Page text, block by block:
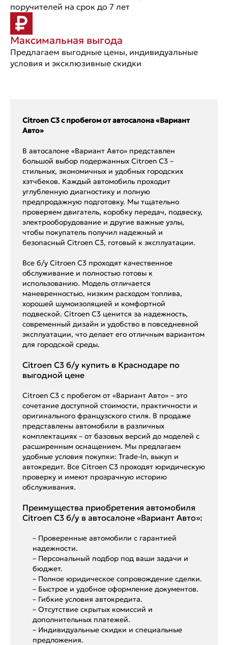
поручителей на срок до 7 лет
Максимальная выгода
Предлагаем выгодные цены, индивидуальные
условия и эксклюзивные скидки
Citroen C3 с пробегом от автосалона «Вариант
Авто»
В автосалоне «Вариант Авто» представлен
большой выбор подержанных Citroen C3 –
стильных, экономичных и удобных городских
хэтчбеков. Каждый автомобиль проходит
углубленную диагностику и полную
предпродажную подготовку. Мы тщательно
проверяем двигатель, коробку передач, подвеску,
электрооборудование и другие важные узлы,
чтобы покупатель получил надежный и
безопасный Citroen C3, готовый к эксплуатации.
Все б/у Citroen C3 проходят качественное
обслуживание и полностью готовы к
использованию. Модель отличается
маневренностью, низким расходом топлива,
хорошей шумоизоляцией и комфортной
подвеской. Citroen C3 ценится за надежность,
современный дизайн и удобство в повседневной
эксплуатации, что делает его отличным вариантом
для городской среды.
Citroen C3 б/у купить в Краснодаре по
выгодной цене
Citroen C3 с пробегом от «Вариант Авто» – это
сочетание доступной стоимости, практичности и
оригинального французского стиля. В продаже
представлены автомобили в различных
комплектациях – от базовых версий до моделей с
расширенным оснащением. Мы предлагаем
удобные условия покупки: Trade-In, выкуп и
автокредит. Все Citroen C3 проходят юридическую
проверку и имеют прозрачную историю
обслуживания.
Преимущества приобретения автомобиля
Citroen C3 б/у в автосалоне «Вариант Авто»:
– Проверенные автомобили с гарантией
надежности.
– Персональный подбор под ваши задачи и
бюджет.
– Полное юридическое сопровождение сделки.
– Быстрое и удобное оформление документов.
– Гибкие условия автокредита.
– Отсутствие скрытых комиссий и
дополнительных платежей.
– Индивидуальные скидки и специальные
предложения.